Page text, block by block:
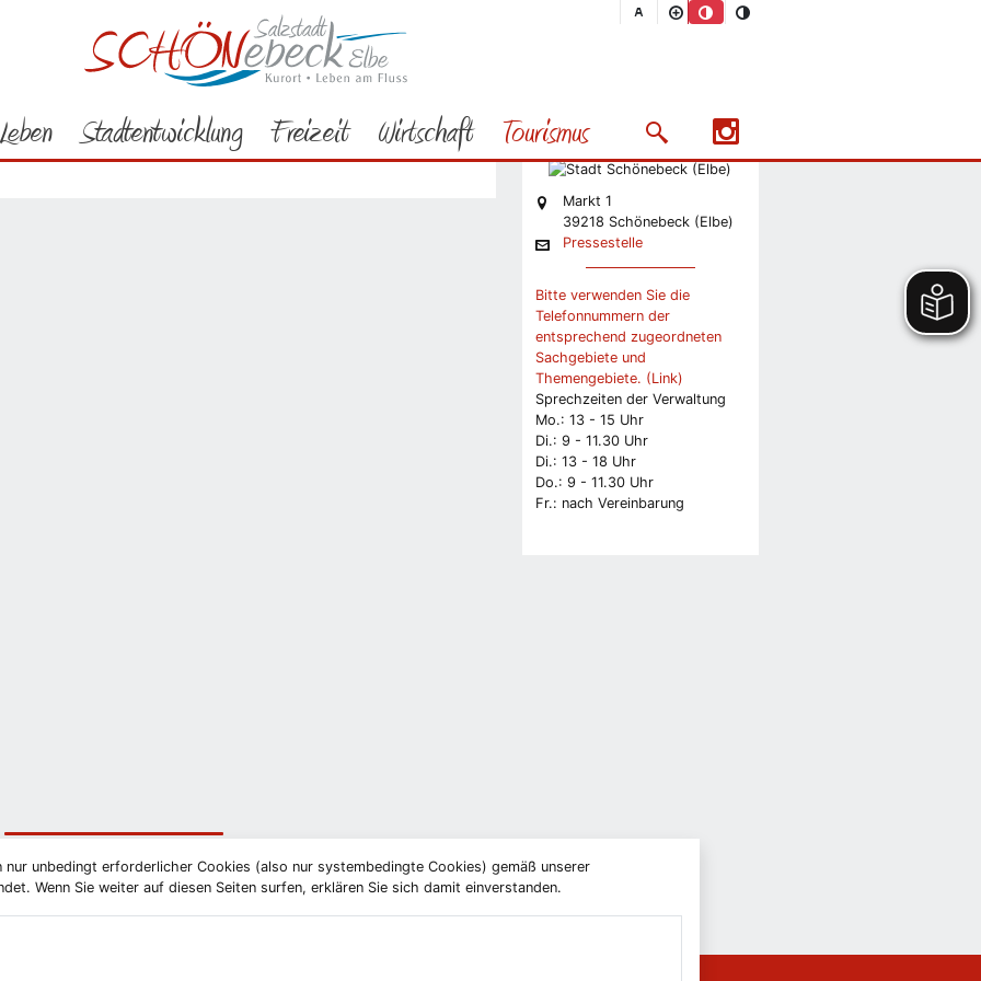
nur unbedingt erforderlicher Cookies (also nur systembedingte Cookies) gemäß unserer
Wenn Sie weiter auf diesen Seiten surfen, erklären Sie sich damit einverstanden.
Leben Stadtentwicklung Freizeit Wirtschaft Tourismus Suchmaske öffnen/schließen
Nächstes Bild
Bürgerservice Aktuelles 2016
Veranstaltung ausverkauft
teilt mit, dass der Infotainment-Abend von Dr. Mark Benecke am
Dr.-Tolberg-Saal ausverkauft ist. Es wird um Verständnis gebeten.
Stabsstelle Presse und
Präsentation
Markt 1
39218 Schönebeck (Elbe)
Pressestelle
Bitte verwenden Sie die
Telefonnummern der
entsprechend zugeordneten
Sachgebiete und
Themengebiete. (Link)
Sprechzeiten der Verwaltung
Mo.: 13 - 15 Uhr
Di.: 9 - 11.30 Uhr
Di.: 13 - 18 Uhr
Do.: 9 - 11.30 Uhr
Fr.: nach Vereinbarung